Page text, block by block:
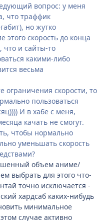
вопрос: у меня
что траффик
но жутко
этого скорость до конца
что и сайты-то
какими-либо
весьма
ограничения скорости, то
пользоваться
И в хабе с меня,
качать не смогут.
чтобы нормально
уменьшать скорость
объем аниме/
выбрать для этого что-
точно исключается -
хардсаб каких-нибудь
минимальное
случае активно